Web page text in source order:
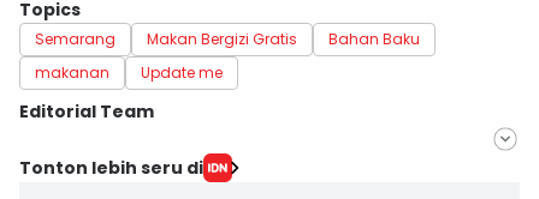
Topics
Semarang Makan Bergizi Gratis
Bahan Baku
makanan
Update me
Editorial Team
Editor
Tonton lebih seru di